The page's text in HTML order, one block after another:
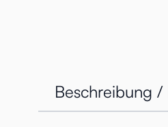
Beschreibung /